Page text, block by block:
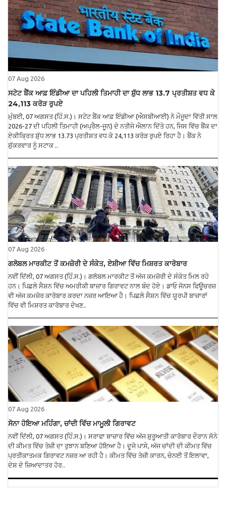
07 Aug 2026
ਸਟੇਟ ਬੈਂਕ ਆਫ਼ ਇੰਡੀਆ ਦਾ ਪਹਿਲੀ ਤਿਮਾਹੀ ਦਾ ਸ਼ੁੱਧ ਲਾਭ 13.7 ਪ੍ਰਤੀਸ਼ਤ ਵਧ ਕੇ
24,113 ਕਰੋੜ ਰੁਪਏ
ਮੁੰਬਈ, 07 ਅਗਸਤ (ਹਿੰ.ਸ.)। ਸਟੇਟ ਬੈਂਕ ਆਫ਼ ਇੰਡੀਆ (ਐਸਬੀਆਈ) ਨੇ ਮੌਜੂਦਾ ਵਿੱਤੀ ਸਾਲ
2026-27 ਦੀ ਪਹਿਲੀ ਤਿਮਾਹੀ (ਅਪ੍ਰੈਲ-ਜੂਨ) ਦੇ ਨਤੀਜੇ ਐਲਾਨ ਦਿੱਤੇ ਹਨ, ਜਿਸ ਵਿੱਚ ਬੈਂਕ ਦਾ
ਏਕੀਕ੍ਰਿਤ ਸ਼ੁੱਧ ਲਾਭ 13.73 ਪ੍ਰਤੀਸ਼ਤ ਵਧ ਕੇ 24,113 ਕਰੋੜ ਰੁਪਏ ਰਿਹਾ ਹੈ। ਬੈਂਕ ਨੇ
ਸ਼ੁੱਕਰਵਾਰ ਨੂੰ ਸਟਾਕ ..
07 Aug 2026
ਗਲੋਬਲ ਮਾਰਕੀਟ ਤੋਂ ਕਮਜ਼ੋਰੀ ਦੇ ਸੰਕੇਤ, ਏਸ਼ੀਆ ਵਿੱਚ ਮਿਸ਼ਰਤ ਕਾਰੋਬਾਰ
ਨਵੀਂ ਦਿੱਲੀ, 07 ਅਗਸਤ (ਹਿੰ.ਸ.)। ਗਲੋਬਲ ਮਾਰਕੀਟ ਤੋਂ ਅੱਜ ਕਮਜ਼ੋਰੀ ਦੇ ਸੰਕੇਤ ਮਿਲ ਰਹੇ
ਹਨ। ਪਿਛਲੇ ਸੈਸ਼ਨ ਵਿੱਚ ਅਮਰੀਕੀ ਬਾਜ਼ਾਰ ਗਿਰਾਵਟ ਨਾਲ ਬੰਦ ਹੋਏ। ਡਾਓ ਜੋਨਸ ਫਿਊਚਰਜ਼
ਵੀ ਅੱਜ ਕਮਜ਼ੋਰ ਕਾਰੋਬਾਰ ਕਰਦਾ ਨਜ਼ਰ ਆਇਆ ਹੈ। ਪਿਛਲੇ ਸੈਸ਼ਨ ਵਿੱਚ ਯੂਰਪੀ ਬਾਜ਼ਾਰਾਂ
ਵਿੱਚ ਵੀ ਮਿਸ਼ਰਤ ਕਾਰੋਬਾਰ ਦੇਖਣ..
07 Aug 2026
ਸੋਨਾ ਹੋਇਆ ਮਹਿੰਗਾ, ਚਾਂਦੀ ਵਿੱਚ ਮਾਮੂਲੀ ਗਿਰਾਵਟ
ਨਵੀਂ ਦਿੱਲੀ, 07 ਅਗਸਤ (ਹਿੰ.ਸ.)। ਸਰਾਫਾ ਬਾਜ਼ਾਰ ਵਿੱਚ ਅੱਜ ਸ਼ੁਰੂਆਤੀ ਕਾਰੋਬਾਰ ਦੌਰਾਨ ਸੋਨੇ
ਦੀ ਕੀਮਤ ਵਿੱਚ ਤੇਜ਼ੀ ਦਾ ਰੁਝਾਨ ਬਣਿਆ ਹੋਇਆ ਹੈ। ਦੂਜੇ ਪਾਸੇ, ਅੱਜ ਚਾਂਦੀ ਦੀ ਕੀਮਤ ਵਿੱਚ
ਪ੍ਰਤੀਕਾਤਮਕ ਗਿਰਾਵਟ ਨਜ਼ਰ ਆ ਰਹੀ ਹੈ। ਕੀਮਤ ਵਿੱਚ ਤੇਜ਼ੀ ਕਾਰਨ, ਚੇਨਈ ਤੋਂ ਇਲਾਵਾ,
ਦੇਸ਼ ਦੇ ਜ਼ਿਆਦਾਤਰ ਹੋਰ..